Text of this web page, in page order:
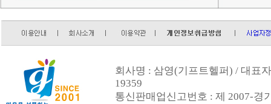
회사명 : 삼영(기프트헬퍼) / 대표
19359
통신판매업신고번호 : 제 2007-경